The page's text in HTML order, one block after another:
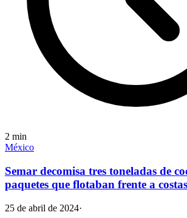
2 min
México
Semar decomisa tres toneladas de
paquetes que flotaban frente a
25 de abril de 2024·